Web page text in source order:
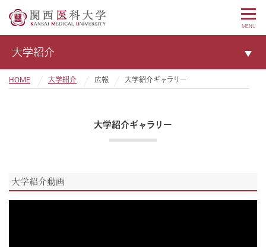
MENU
大学紹介
HOME 大学紹介 広報 大学紹介ギャラリー
大学紹介ギャラリー
大学紹介動画